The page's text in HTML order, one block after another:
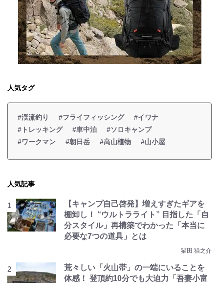
人気タグ
#渓流釣り #フライフィッシング
#イワナ
#トレッキング
#車中泊
#ソロキャンプ
#ワークマン
#朝日岳 #高山植物 #山小屋
人気記事
【キャンプ自己啓発】増えすぎたギアを
棚卸し！ “ウルトラライト” 目指した「自
分スタイル」再構築でわかった「本当に
必要な7つの道具」とは
猫田 猫之介
荒々しい「火山帯」の一端にいることを
体感！ 登頂約10分でも大迫力「吾妻小富